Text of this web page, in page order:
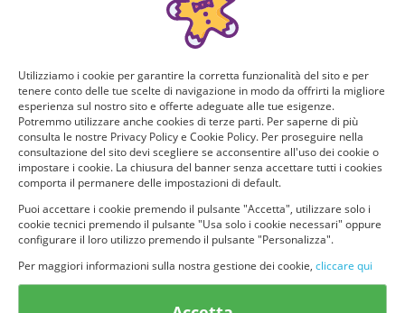
Utilizziamo i cookie per garantire la corretta funzionalità del sito e per
tenere conto delle tue scelte di navigazione in modo da offrirti la migliore
esperienza sul nostro sito e offerte adeguate alle tue esigenze.
Potremmo utilizzare anche cookies di terze parti. Per saperne di più
consulta le nostre Privacy Policy e Cookie Policy. Per proseguire nella
consultazione del sito devi scegliere se acconsentire all'uso dei cookie o
impostare i cookie. La chiusura del banner senza accettare tutti i cookies
comporta il permanere delle impostazioni di default.
Puoi accettare i cookie premendo il pulsante "Accetta", utilizzare solo i
cookie tecnici premendo il pulsante "Usa solo i cookie necessari" oppure
configurare il loro utilizzo premendo il pulsante "Personalizza".
Per maggiori informazioni sulla nostra gestione dei cookie, cliccare qui